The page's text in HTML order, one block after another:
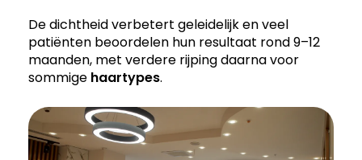
De dichtheid verbetert geleidelijk en veel
patiënten beoordelen hun resultaat rond 9–12
maanden, met verdere rijping daarna voor
sommige haartypes.